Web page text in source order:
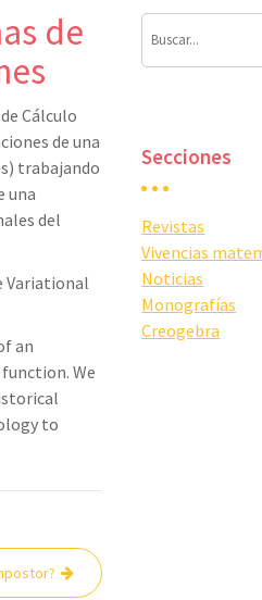
de
Cálculo
de una
trabajando
una
del
Variational
an
We
to
Secciones
Revistas
Vivencias
Noticias
Monografías
Creogebra